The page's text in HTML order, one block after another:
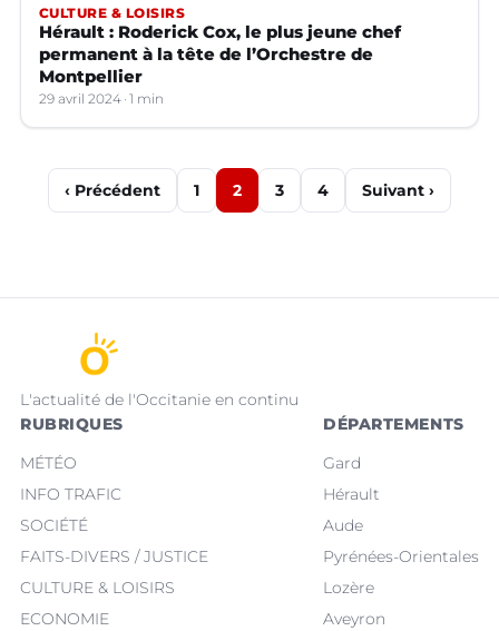
CULTURE & LOISIRS
Hérault : Roderick Cox, le plus jeune chef
permanent à la tête de l’Orchestre de
Montpellier
29 avril 2024 1 min
‹ Précédent 1 2 3 4 Suivant ›
L'actualité de l'Occitanie en continu
RUBRIQUES
MÉTÉO
INFO TRAFIC
SOCIÉTÉ
FAITS-DIVERS / JUSTICE
CULTURE & LOISIRS
ECONOMIE
DÉPARTEMENTS
Gard
Hérault
Aude
Pyrénées-Orientales
Lozère
Aveyron